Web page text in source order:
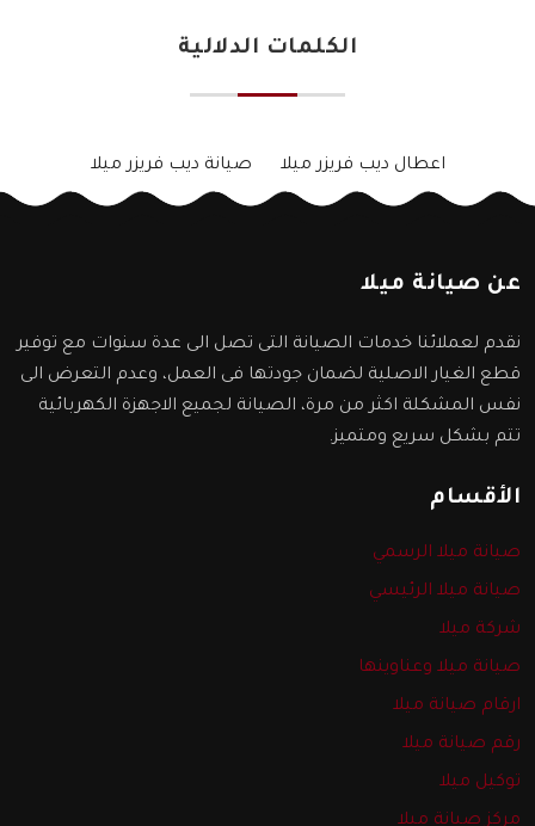
الكلمات الدلالية
اعطال ديب فريزر ميلا صيانة ديب فريزر ميلا
عن صيانة ميلا
نقدم لعملائنا خدمات الصيانة التى تصل الى عدة سنوات مع توفير
قطع الغيار الاصلية لضمان جودتها فى العمل، وعدم التعرض الى
نفس المشكلة اكثر من مرة، الصيانة لجميع الاجهزة الكهربائية
تتم بشكل سريع ومتميز.
الأقسام
صيانة ميلا الرسمي
صيانة ميلا الرئيسي
شركة ميلا
صيانة ميلا وعناوينها
ارقام صيانة ميلا
رقم صيانة ميلا
توكيل ميلا
مركز صيانة ميلا